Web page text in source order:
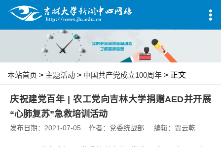
本站首页 > 主题活动 > 中国共产党成立100周年 > 正文
庆祝建党百年 | 农工党向吉林大学捐赠AED并开展
“心肺复苏”急救培训活动
发布日期：2021-07-05 作者：党委统战部 编辑：贾云乾